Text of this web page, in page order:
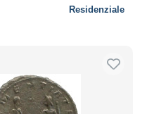
Residenziale